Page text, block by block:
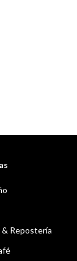
Repostería